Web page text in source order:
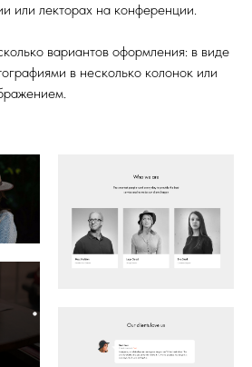
или лекторах на конференции.
вариантов оформления: в виде
в несколько колонок или